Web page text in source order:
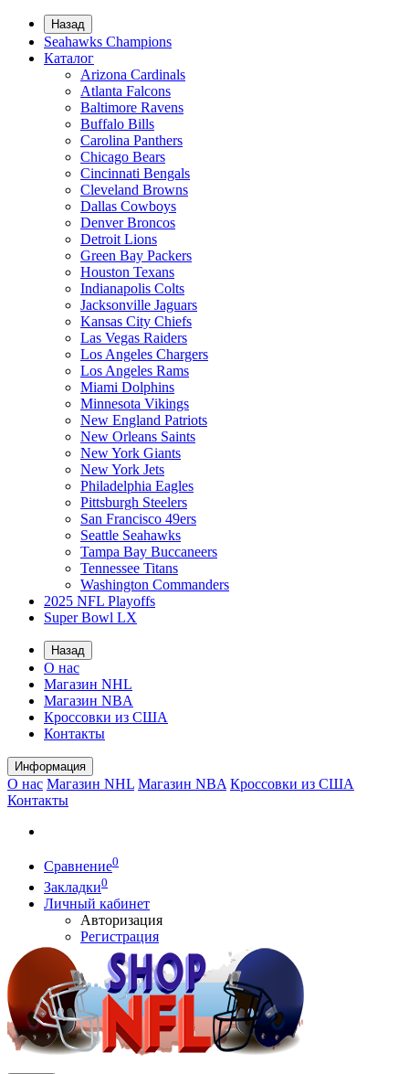
Назад
Seahawks Champions
Каталог
Arizona Cardinals
Atlanta Falcons
Baltimore Ravens
Buffalo Bills
Carolina Panthers
Chicago Bears
Cincinnati Bengals
Cleveland Browns
Dallas Cowboys
Denver Broncos
Detroit Lions
Green Bay Packers
Houston Texans
Indianapolis Colts
Jacksonville Jaguars
Kansas City Chiefs
Las Vegas Raiders
Los Angeles Chargers
Los Angeles Rams
Miami Dolphins
Minnesota Vikings
New England Patriots
New Orleans Saints
New York Giants
New York Jets
Philadelphia Eagles
Pittsburgh Steelers
San Francisco 49ers
Seattle Seahawks
Tampa Bay Buccaneers
Tennessee Titans
Washington Commanders
2025 NFL Playoffs
Super Bowl LX
Назад
О нас
Магазин NHL
Магазин NBA
Кроссовки из США
Контакты
Информация
О нас Магазин NHL Магазин NBA Кроссовки из США
Контакты
Сравнение0
Закладки0
Личный кабинет
Авторизация
Регистрация